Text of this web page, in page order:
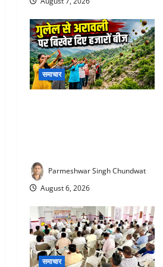
समाचार
Parmeshwar Singh Chundwat
August 6, 2026
समाचार